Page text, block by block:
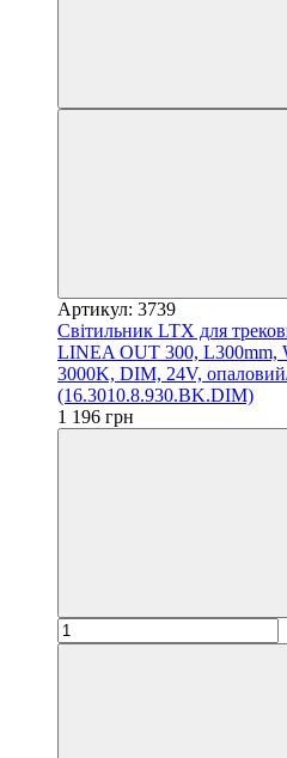
Артикул: 3739
Світильник LTX для
LINEA OUT 300, L300mm,
3000K, DIM, 24V,
(16.3010.8.930.BK.DIM)
1 196 грн